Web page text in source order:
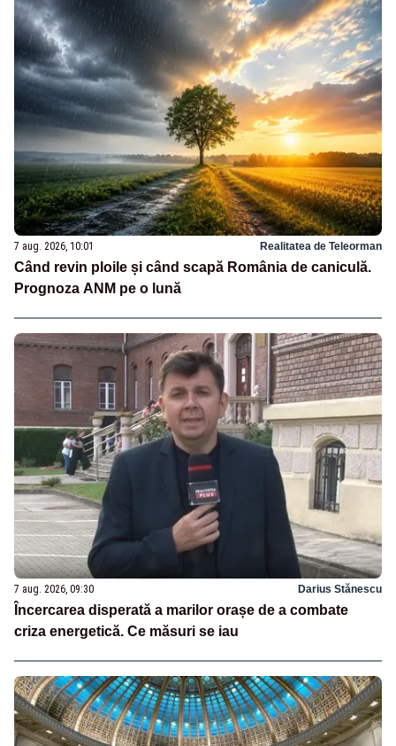
7 aug. 2026, 10:01 Realitatea de Teleorman
Când revin ploile și când scapă România de caniculă.
Prognoza ANM pe o lună
7 aug. 2026, 09:30 Darius Stănescu
Încercarea disperată a marilor orașe de a combate
criza energetică. Ce măsuri se iau